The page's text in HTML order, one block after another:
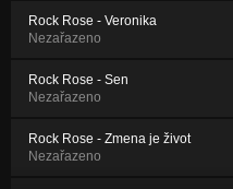
Rock Rose - Veronika
Nezařazeno
Rock Rose - Sen
Nezařazeno
Rock Rose - Zmena je život
Nezařazeno